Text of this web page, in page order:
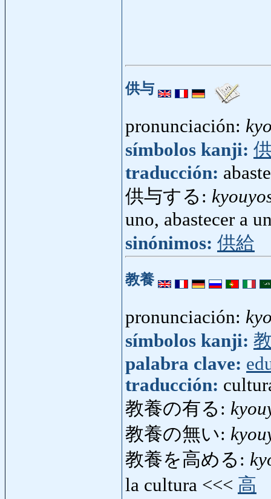
供与
pronunciación:
símbolos kanji:
traducción:
供与する:
uno, abastecer a
sinónimos: 供給
教養
pronunciación:
símbolos kanji:
palabra clave:
traducción:
教養の有る:
教養の無い:
教養を高める:
la cultura <<< 高